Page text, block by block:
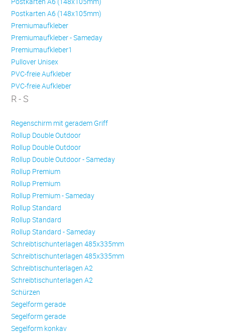
Postkarten A6 (148x105mm)
Premiumaufkleber
Premiumaufkleber - Sameday
Premiumaufkleber1
Pullover Unisex
PVC-freie Aufkleber
PVC-freie Aufkleber
R - S
Regenschirm mit geradem Griff
Rollup Double Outdoor
Rollup Double Outdoor
Rollup Double Outdoor - Sameday
Rollup Premium
Rollup Premium
Rollup Premium - Sameday
Rollup Standard
Rollup Standard
Rollup Standard - Sameday
Schreibtischunterlagen 485x335mm
Schreibtischunterlagen 485x335mm
Schreibtischunterlagen A2
Schreibtischunterlagen A2
Schürzen
Se­gel­form ge­ra­de
Se­gel­form ge­ra­de
Se­gel­form konkav